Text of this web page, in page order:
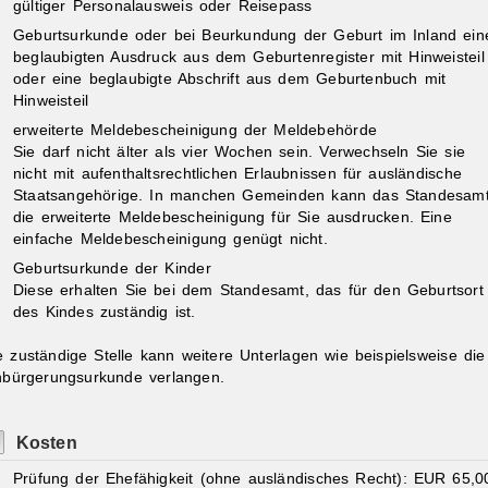
gültiger Personalausweis oder Reisepass
Geburtsurkunde oder bei Beurkundung der Geburt im Inland
beglaubigten Ausdruck aus dem Geburtenregister mit Hinweisteil
oder eine beglaubigte Abschrift aus dem Geburtenbuch mit
Hinweisteil
erweiterte Meldebescheinigung der Meldebehörde
Sie darf nicht älter als vier Wochen sein. Verwechseln Sie sie
nicht mit aufenthaltsrechtlichen Erlaubnissen für ausländische
Staatsangehörige. In manchen Gemeinden kann das
die erweiterte Meldebescheinigung für Sie ausdrucken. Eine
einfache Meldebescheinigung genügt nicht.
Geburtsurkunde der Kinder
Diese erhalten Sie bei dem Standesamt, das für den Geburtsort
des Kindes zuständig ist.
zuständige Stelle kann weitere Unterlagen wie beispielsweise die
verlangen.
Kosten
Prüfung der Ehefähigkeit (ohne ausländisches Recht): EUR